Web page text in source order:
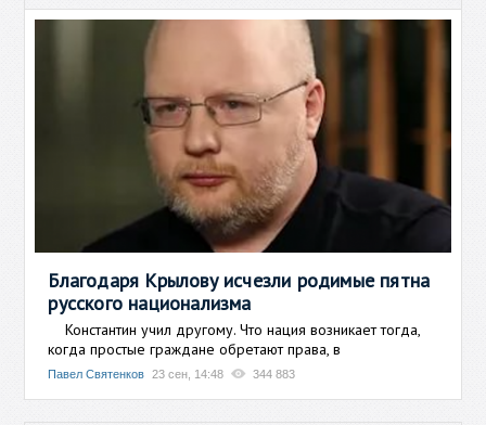
Благодаря Крылову исчезли родимые пятна
русского национализма
Константин учил другому. Что нация возникает тогда,
когда простые граждане обретают права, в
Павел Святенков 23 сен, 14:48 344 883